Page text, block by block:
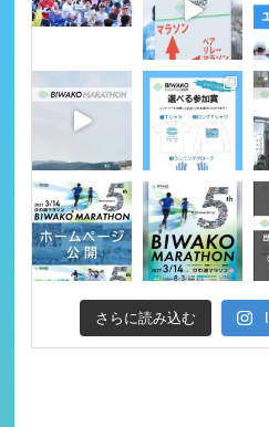
さらに読み込む